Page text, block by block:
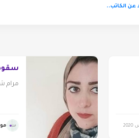
عن الكاتب..
مرام